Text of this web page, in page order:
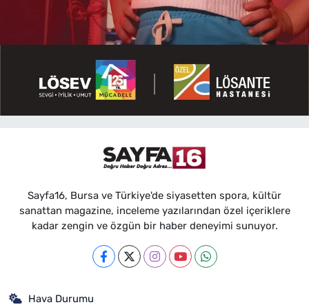
Sayfa16, Bursa ve Türkiye'de siyasetten spora, kültür
sanattan magazine, inceleme yazılarından özel içeriklere
kadar zengin ve özgün bir haber deneyimi sunuyor.
Hava Durumu